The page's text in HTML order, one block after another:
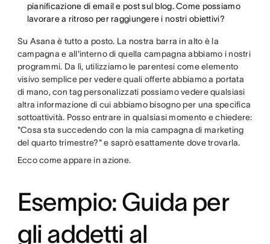
pianificazione di email e post sul blog. Come possiamo
lavorare a ritroso per raggiungere i nostri obiettivi?
Su Asana è tutto a posto. La nostra barra in alto è la
campagna e all'interno di quella campagna abbiamo i nostri
programmi. Da lì, utilizziamo le parentesi come elemento
visivo semplice per vedere quali offerte abbiamo a portata
di mano, con tag personalizzati possiamo vedere qualsiasi
altra informazione di cui abbiamo bisogno per una specifica
sottoattività. Posso entrare in qualsiasi momento e chiedere:
"Cosa sta succedendo con la mia campagna di marketing
del quarto trimestre?" e saprò esattamente dove trovarla.
Ecco come appare in azione.
Esempio: Guida per
gli addetti al